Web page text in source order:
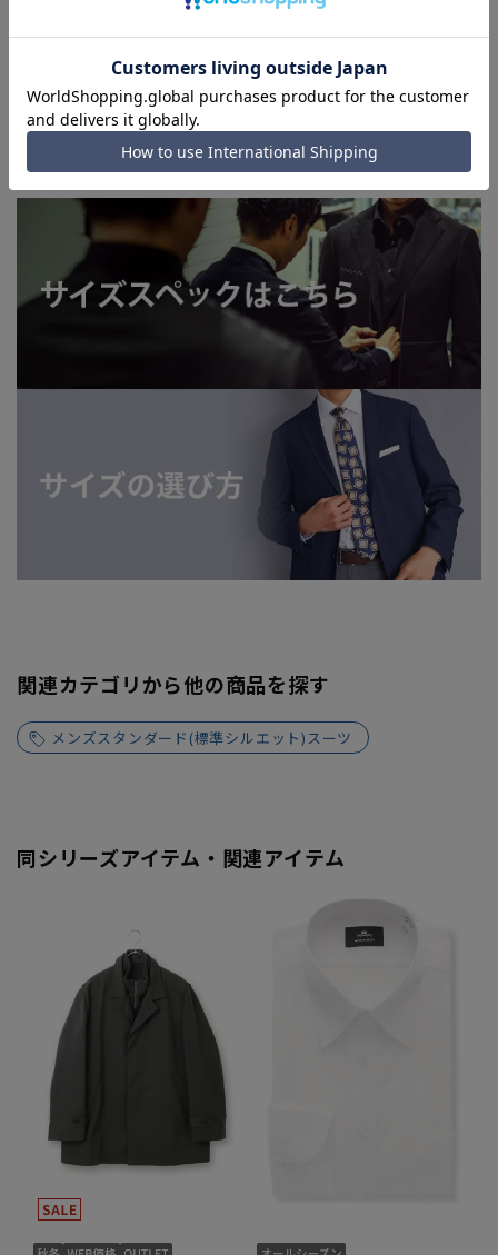
■店舗や各モールサイトと商品在庫を共有しております関係
上、ご注文いただいたタイミングにより欠品が発生し、ご注文
を完了できない場合がございます。予めご了承ください。
■お急ぎ発送のご注文につきましても、ご注文のタイミングに
よってはお急ぎ発送サービスを選択できない場合がございま
関連カテゴリから他の商品を探す
メンズスタンダード(標準シルエット)スーツ
同シリーズアイテム・関連アイテム